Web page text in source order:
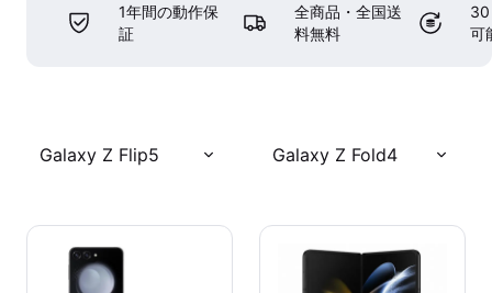
1年間の動作保
証
全商品・全国送
料無料
30
可
Galaxy Z Flip5 Galaxy Z Fold4